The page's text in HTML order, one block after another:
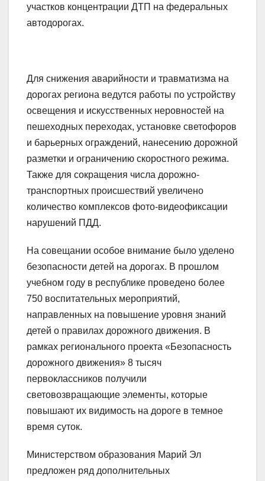
участков концентрации ДТП на федеральных
автодорогах.
Для снижения аварийности и травматизма на
дорогах региона ведутся работы по устройству
освещения и искусственных неровностей на
пешеходных переходах, установке светофоров
и барьерных ограждений, нанесению дорожной
разметки и ограничению скоростного режима.
Также для сокращения числа дорожно-
транспортных происшествий увеличено
количество комплексов фото-видеофиксации
нарушений ПДД.
На совещании особое внимание было уделено
безопасности детей на дорогах. В прошлом
учебном году в республике проведено более
750 воспитательных мероприятий,
направленных на повышение уровня знаний
детей о правилах дорожного движения. В
рамках регионального проекта «Безопасность
дорожного движения» 8 тысяч
первоклассников получили
световозвращающие элементы, которые
повышают их видимость на дороге в темное
время суток.
Министерством образования Марий Эл
предложен ряд дополнительных